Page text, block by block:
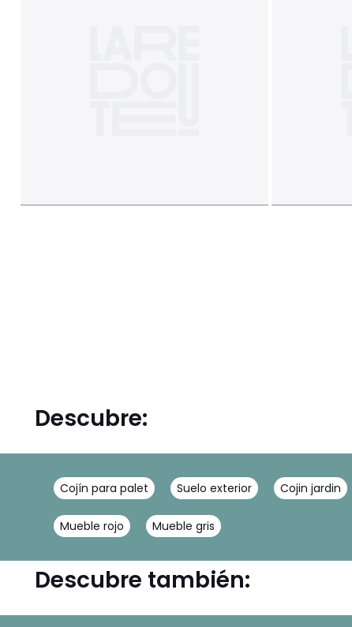
Descubre:
Cojín para palet Suelo exterior Cojin jardin
Mueble rojo Mueble gris
Descubre también: